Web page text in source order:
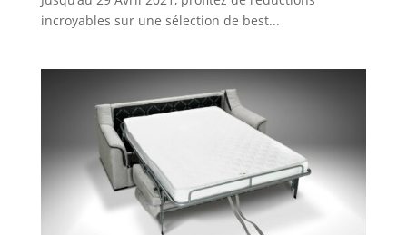
incroyables sur une sélection de best...